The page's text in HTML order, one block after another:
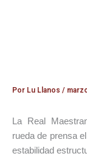
Por Lu Llanos /
La Real
rueda de prensa
estabilidad